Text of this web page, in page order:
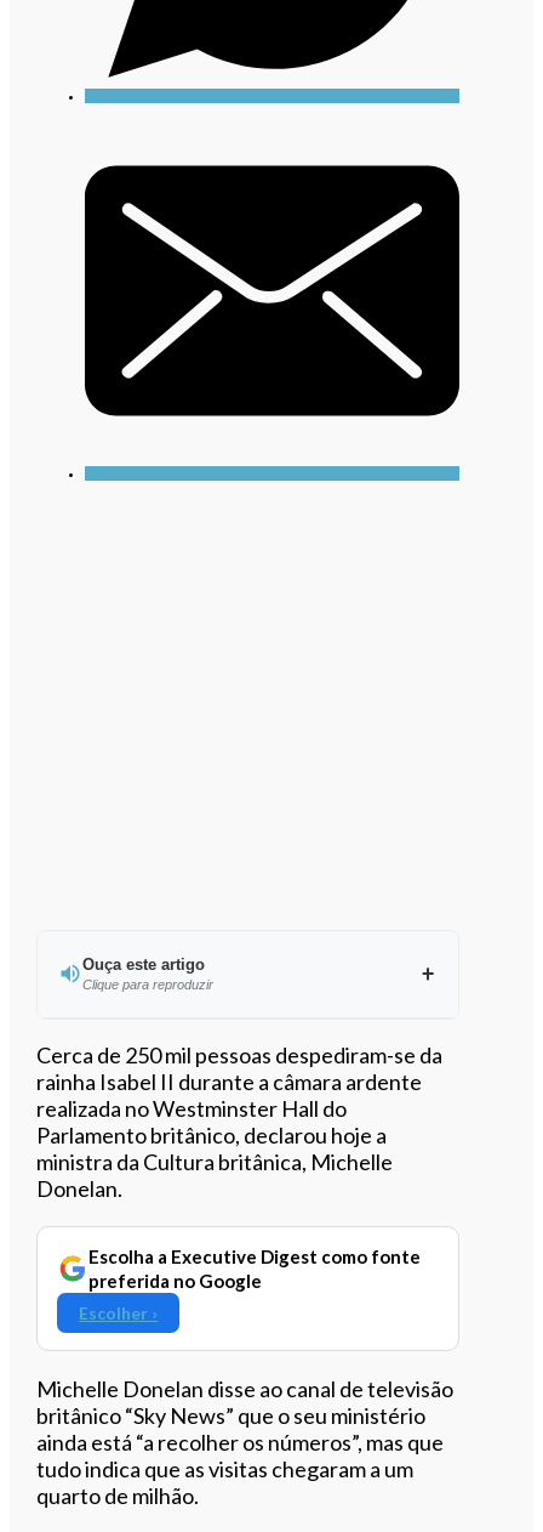
Ouça este artigo
Clique para reproduzir
Ouvir este artigo
Cerca de 250 mil pessoas despediram-se da
rainha Isabel II durante a câmara ardente
realizada no Westminster Hall do
Parlamento britânico, declarou hoje a
ministra da Cultura britânica, Michelle
Donelan.
Escolha a Executive Digest como fonte
preferida no Google
Escolher ›
Michelle Donelan disse ao canal de televisão
britânico “Sky News” que o seu ministério
ainda está “a recolher os números”, mas que
tudo indica que as visitas chegaram a um
quarto de milhão.